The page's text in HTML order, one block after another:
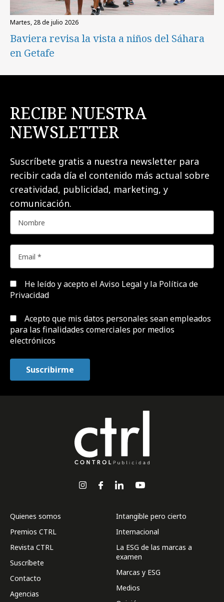
martes, 28 de julio 2026
Baviera revisa la vista a niños del Sáhara
en Getafe
RECIBE NUESTRA
NEWSLETTER
Suscríbete gratis a nuestra newsletter para
recibir cada día el contenido más actual sobre
creatividad, publicidad, marketing, y
comunicación.
He leído y acepto el Aviso Legal y la Política de
Privacidad
Acepto que mis datos personales sean empleados
para las finalidades comerciales por medios
electrónicos
Quienes somos
Premios CTRL
Revista CTRL
Suscríbete
Contacto
Agencias
Intangible pero cierto
Internacional
La ESG de las marcas a
examen
Marcas y ESG
Medios